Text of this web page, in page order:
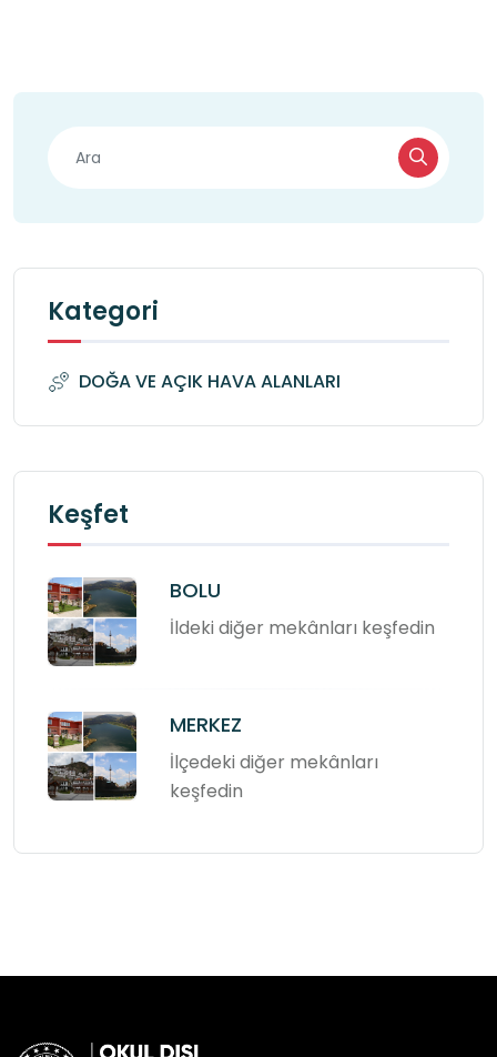
Kategori
DOĞA VE AÇIK HAVA ALANLARI
Keşfet
BOLU
İldeki diğer mekânları keşfedin
MERKEZ
İlçedeki diğer mekânları
keşfedin